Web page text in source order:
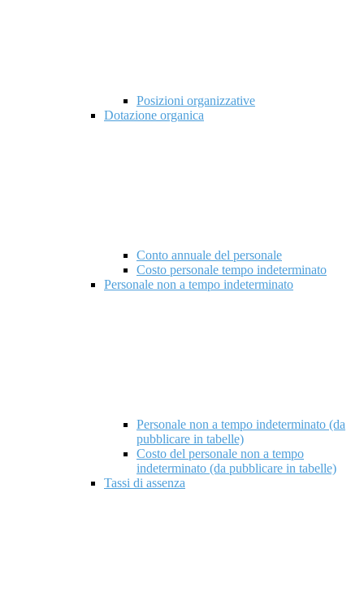
Posizioni organizzative
Dotazione organica
Conto annuale del personale
Costo personale tempo indeterminato
Personale non a tempo indeterminato
Personale non a tempo indeterminato (da
pubblicare in tabelle)
Costo del personale non a tempo
indeterminato (da pubblicare in tabelle)
Tassi di assenza